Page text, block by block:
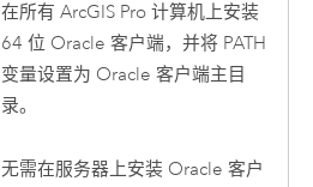
在所有ArcGIS Pro 计算机上安装
64 位 Oracle 客户端，并将 PATH
变量设置为 Oracle 客户端主目
录。
无需在服务器上安装 Oracle 客户